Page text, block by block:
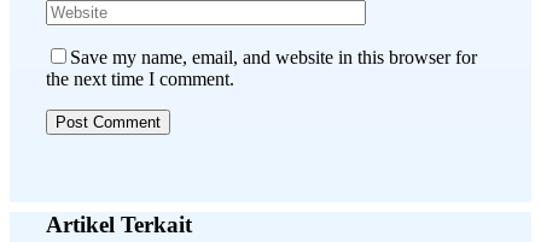
Save my name, email, and website in this browser for
the next time I comment.
Artikel Terkait